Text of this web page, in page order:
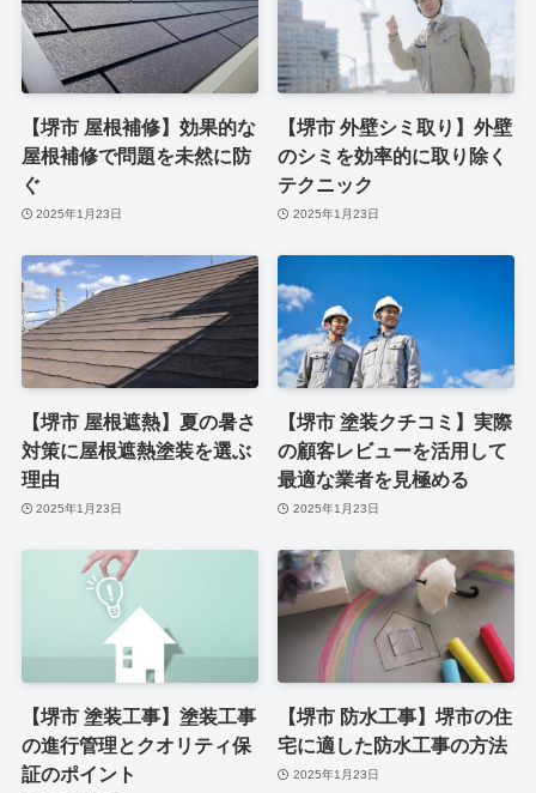
【堺市 屋根補修】効果的な
屋根補修で問題を未然に防
ぐ
2025年1月23日
【堺市 外壁シミ取り】外壁
のシミを効率的に取り除く
テクニック
2025年1月23日
【堺市 屋根遮熱】夏の暑さ
対策に屋根遮熱塗装を選ぶ
理由
2025年1月23日
【堺市 塗装クチコミ】実際
の顧客レビューを活用して
最適な業者を見極める
2025年1月23日
【堺市 塗装工事】塗装工事
の進行管理とクオリティ保
証のポイント
【堺市 防水工事】堺市の住
宅に適した防水工事の方法
2025年1月23日